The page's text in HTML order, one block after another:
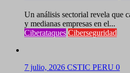
Un análisis sectorial revela que
y medianas empresas en el...
Ciberataques Ciberseguridad
7 julio, 2026 CSTIC PERU 0